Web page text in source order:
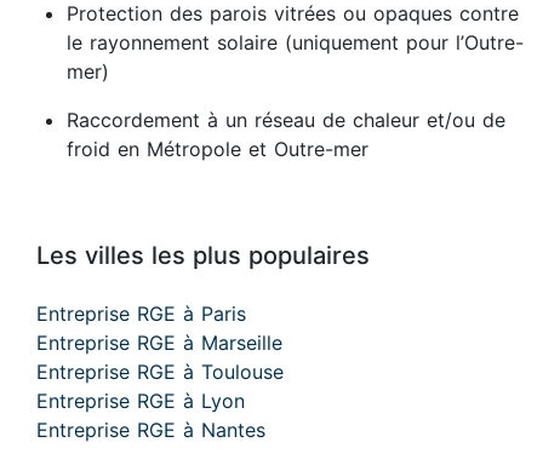
Protection des parois vitrées ou opaques contre
le rayonnement solaire (uniquement pour l’Outre-
mer)
Raccordement à un réseau de chaleur et/ou de
froid en Métropole et Outre-mer
Les villes les plus populaires
Entreprise RGE à Paris
Entreprise RGE à Marseille
Entreprise RGE à Toulouse
Entreprise RGE à Lyon
Entreprise RGE à Nantes